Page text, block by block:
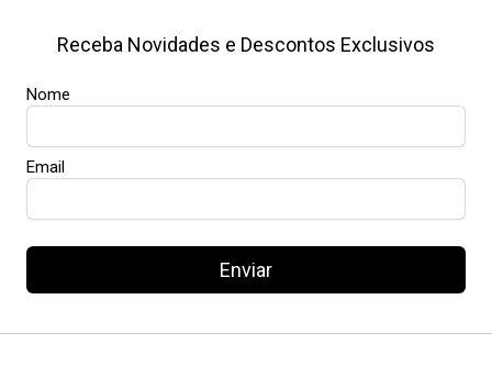
Receba Novidades e Descontos Exclusivos
Nome
Email
Enviar